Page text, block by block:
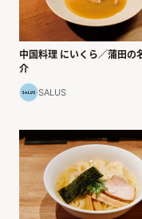
中国料理 にいくら／蒲田の
介
SALUS